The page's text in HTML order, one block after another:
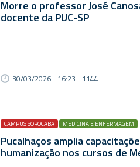
Morre o professor José
docente da PUC-SP
30/03/2026 - 16:23 - 1144
CAMPUS SOROCABA MEDICINA E ENFERMAGEM
Pucalhaços amplia
humanização nos cursos de